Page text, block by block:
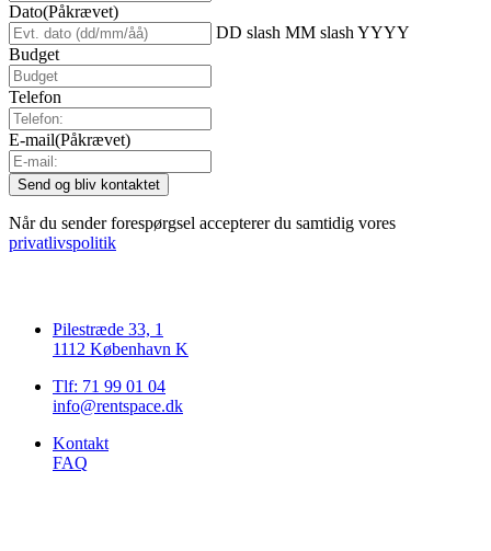
Dato(Påkrævet)
DD slash MM slash YYYY
Budget
Telefon
E-mail(Påkrævet)
Når du sender forespørgsel accepterer du samtidig vores
privatlivspolitik
Pilestræde 33, 1
1112 København K
Tlf: 71 99 01 04
info@rentspace.dk
Kontakt
FAQ